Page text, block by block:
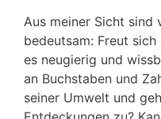
Aus meiner Sicht sind
bedeutsam: Freut
es neugierig und
an Buchstaben und
seiner Umwelt und